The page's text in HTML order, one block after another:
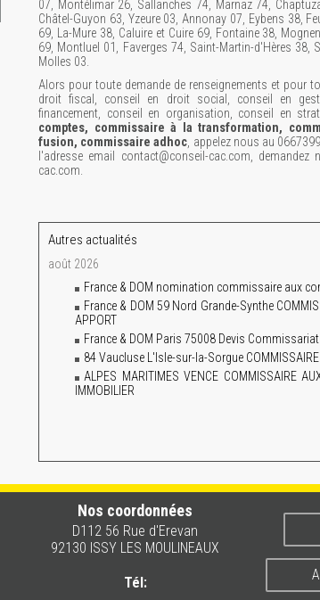
07, Montélimar 26, Sallanches 74, Marnaz 74,
Châtel-Guyon 63, Yzeure 03, Annonay 07, Eybens 38,
69, La-Mure 38, Caluire et Cuire 69, Fontaine 38,
69, Montluel 01, Faverges 74, Saint-Martin-d'Hères 38,
Molles 03.
Alors pour toute demande de renseignements et pour
droit fiscal, conseil en droit social, conseil en
financement, conseil en organisation, conseil en
comptes, commissaire à la transformation,
fusion, commissaire adhoc , appelez nous au
l'adresse email contact@conseil-cac.com,
cac.com.
Autres actualités
août 2026
France & DOM nomination commissaire aux
France & DOM 59 Nord Grande-Synthe
APPORT
France & DOM Paris 75008 Devis
84 Vaucluse L'Isle-sur-la-Sorgue
ALPES MARITIMES VENCE COMMISSAIRE
IMMOBILIER
Nos coordonnées
D112 56 Rue d'Erevan
92130 ISSY LES MOULINEAUX
Tél: